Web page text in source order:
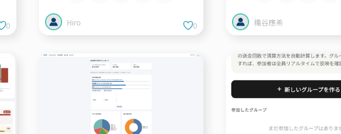
0 Hiro 0 穐谷應希